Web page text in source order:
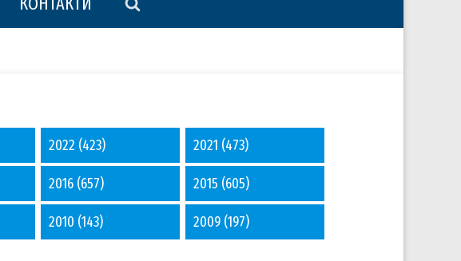
2022 (423) 2021 (473)
2016 (657) 2015 (605)
2010 (143) 2009 (197)